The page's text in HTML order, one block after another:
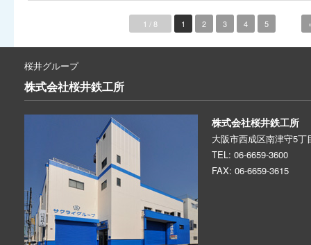
1 / 8 1 2 3 4 5
桜井グループ
株式会社桜井鉄工所
株式会社桜井鉄工所
大阪市西成区南津守5丁
TEL: 06-6659-3600
FAX: 06-6659-3615